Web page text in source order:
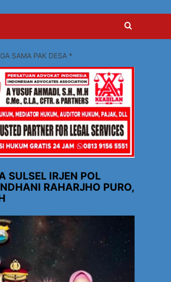
SAMA PAK DESA *
SULSEL IRJEN POL
RAHARJHO PURO,